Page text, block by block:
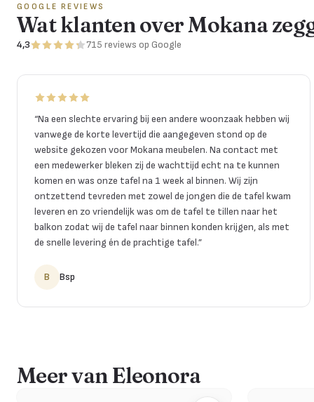
GOOGLE REVIEWS
Wat klanten over Mokana
4,3 715 reviews op Google
“Na een slechte ervaring bij een andere woonzaak hebben wij
vanwege de korte levertijd die aangegeven stond op de
website gekozen voor Mokana meubelen. Na contact met
een medewerker bleken zij de wachttijd echt na te kunnen
komen en was onze tafel na 1 week al binnen. Wij zijn
ontzettend tevreden met zowel de jongen die de tafel kwam
leveren en zo vriendelijk was om de tafel te tillen naar het
balkon zodat wij de tafel naar binnen konden krijgen, als met
de snelle levering én de prachtige tafel.”
B Bsp
Meer van Eleonora